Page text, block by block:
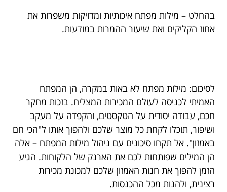
בהחלט – מילות מפתח איכותיות ומדויקות משפרות את
אחוז הקליקים ואת שיעור ההמרות במודעות.
לסיכום: מילות מפתח לא באות במקרה, הן המפתח
האמיתי לכניסה לעולם המכירות המצליח. בזכות מחקר
חכם, עבודה יסודית על הטקסטים, והקפדה על מעקב
ושיפור, תוכלו לקחת כל מוצר שלכם ולהפוך אותו ל"הכי חם
באמזון". אל תקחו סיכונים עם ניהול מילות המפתח – אלה
הן המילים שפותחות לכם את הארנק של הלקוחות. הגיע
הזמן להפוך את חנות האמזון שלכם למכונת מכירות
רצינית, ולהנות מכל ההכנסות.